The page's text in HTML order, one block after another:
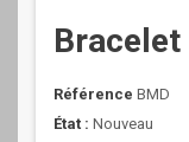
Référence BMD
État : Nouveau